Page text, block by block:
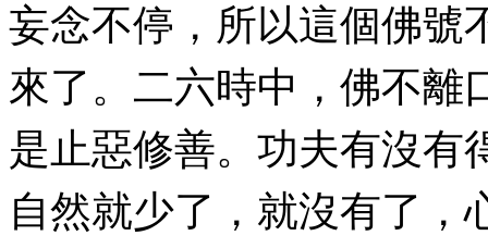
妄念不停，所以這個佛號
來了。二六時中，佛不離
是止惡修善。功夫有沒有
自然就少了，就沒有了，